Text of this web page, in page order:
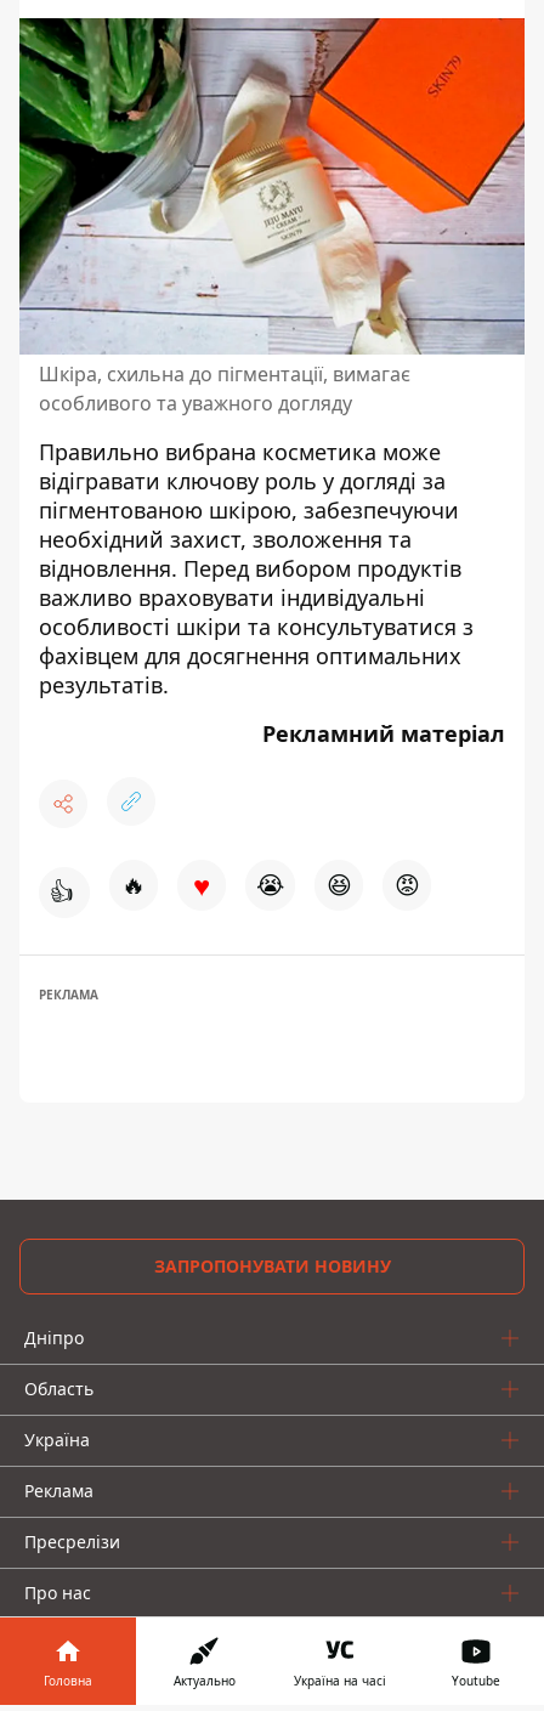
Шкіра, схильна до пігментації, вимагає
особливого та уважного догляду
Правильно вибрана косметика може
відігравати ключову роль у догляді за
пігментованою шкірою, забезпечуючи
необхідний захист, зволоження та
відновлення. Перед вибором продуктів
важливо враховувати індивідуальні
особливості шкіри та консультуватися з
фахівцем для досягнення оптимальних
результатів.
Рекламний матеріал
👍 🔥 ♥ 😭 😆 😡
РЕКЛАМА
ЗАПРОПОНУВАТИ НОВИНУ
Дніпро
Область
Україна
Реклама
Пресрелізи
Про нас
Головна Актуально Україна на часі Youtube